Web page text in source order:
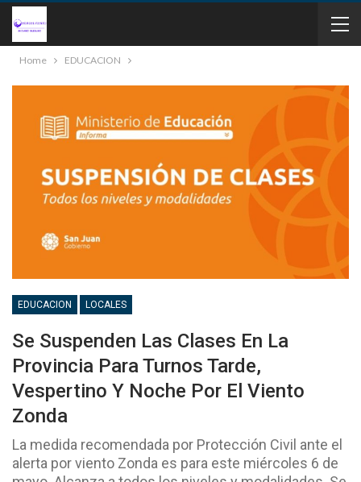
Home EDUCACION
EDUCACION LOCALES
Se Suspenden Las Clases En La
Provincia Para Turnos Tarde,
Vespertino Y Noche Por El Viento
Zonda
La medida recomendada por Protección Civil ante el
alerta por viento Zonda es para este miércoles 6 de